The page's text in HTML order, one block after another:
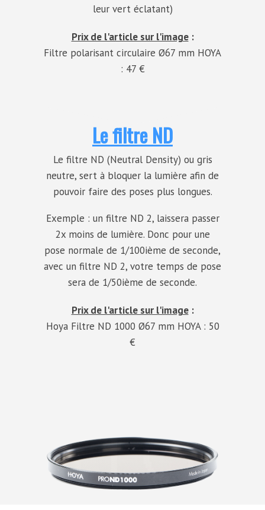
leur vert éclatant)
Prix de l'article sur l'image:
Filtre polarisant circulaire Ø67 mm HOYA
: 47 €
Le filtre ND
Le filtre ND (Neutral Density) ou gris
neutre, sert à bloquer la lumière afin de
pouvoir faire des poses plus longues.
Exemple : un filtre ND 2, laissera passer
2x moins de lumière. Donc pour une
pose normale de 1/100ième de seconde,
avec un filtre ND 2, votre temps de pose
sera de 1/50ième de seconde.
Prix de l'article sur l'image:
Hoya Filtre ND 1000 Ø67 mm HOYA : 50
€